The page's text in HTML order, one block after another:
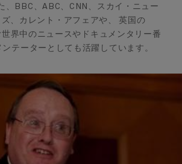
、BBC、ABC、CNN、スカイ・ニュー
、カレント・アフェアや、 英国の
界中のニュースやドキュメンタリー番
テーターとしても活躍しています。